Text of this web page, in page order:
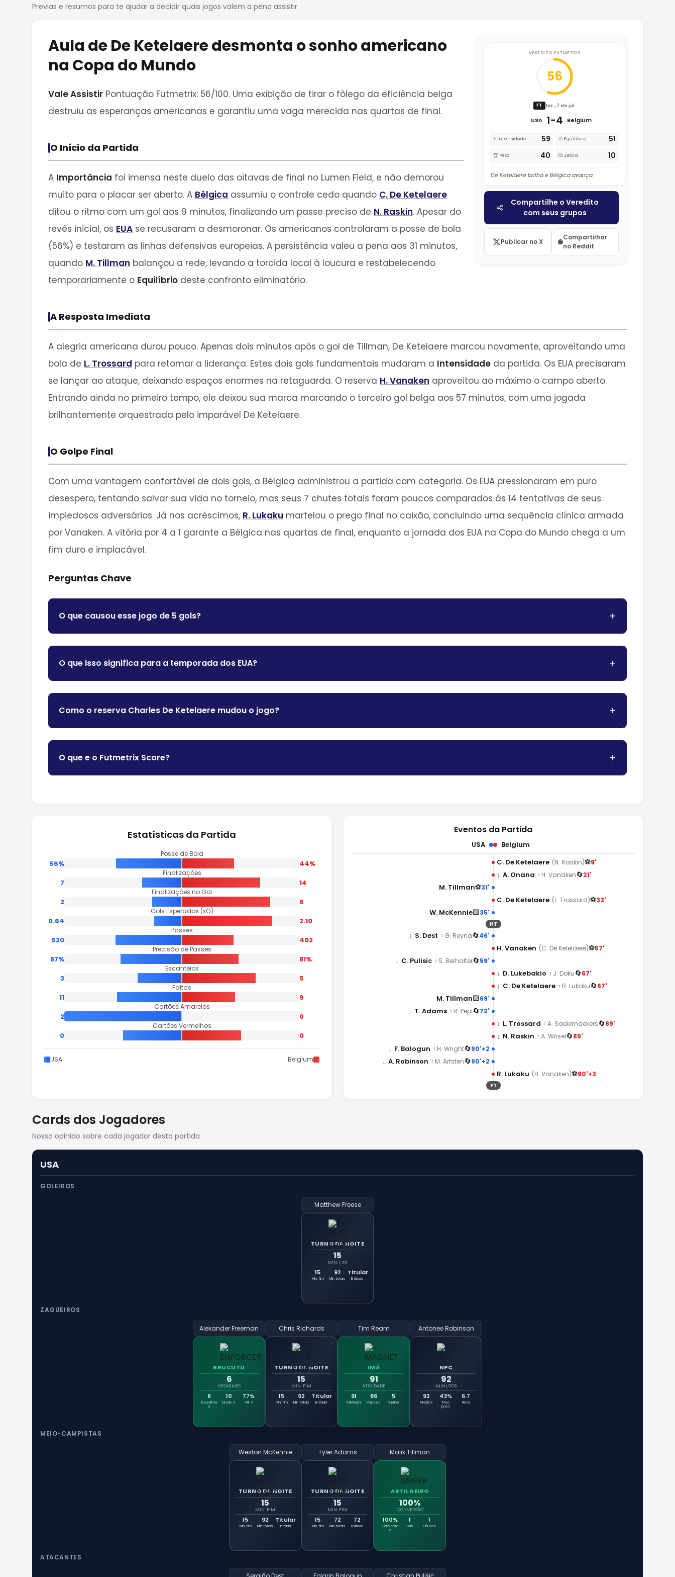
Previas e resumos para te ajudar a decidir quais jogos valem a pena assistir
VEREDITO FUTMETRIX
56
FT ter., 7 de jul.
USA 1-4 Belgium
⚡ Intensidade 59 ⚖️ Equilíbrio 51
🏆 Peso 40 🎲 Zebra 10
De Ketelaere brilha e Bélgica avança.
Compartilhe o Veredito
com seus grupos
Publicar no X
Compartilhar
no Reddit
Aula de De Ketelaere desmonta o sonho americano
na Copa do Mundo
Vale Assistir Pontuação Futmetrix: 56/100. Uma exibição de tirar o fôlego da eficiência belga
destruiu as esperanças americanas e garantiu uma vaga merecida nas quartas de final.
O Início da Partida
A Importância foi imensa neste duelo das oitavas de final no Lumen Field, e não demorou
muito para o placar ser aberto. A Bélgica assumiu o controle cedo quando C. De Ketelaere
ditou o ritmo com um gol aos 9 minutos, finalizando um passe preciso de N. Raskin. Apesar do
revés inicial, os EUA se recusaram a desmoronar. Os americanos controlaram a posse de bola
(56%) e testaram as linhas defensivas europeias. A persistência valeu a pena aos 31 minutos,
quando M. Tillman balançou a rede, levando a torcida local à loucura e restabelecendo
temporariamente o Equilíbrio deste confronto eliminatório.
A Resposta Imediata
A alegria americana durou pouco. Apenas dois minutos após o gol de Tillman, De Ketelaere marcou novamente, aproveitando uma
bola de L. Trossard para retomar a liderança. Estes dois gols fundamentais mudaram a Intensidade da partida. Os EUA precisaram
se lançar ao ataque, deixando espaços enormes na retaguarda. O reserva H. Vanaken aproveitou ao máximo o campo aberto.
Entrando ainda no primeiro tempo, ele deixou sua marca marcando o terceiro gol belga aos 57 minutos, com uma jogada
brilhantemente orquestrada pelo imparável De Ketelaere.
O Golpe Final
Com uma vantagem confortável de dois gols, a Bélgica administrou a partida com categoria. Os EUA pressionaram em puro
desespero, tentando salvar sua vida no torneio, mas seus 7 chutes totais foram poucos comparados às 14 tentativas de seus
impiedosos adversários. Já nos acréscimos, R. Lukaku martelou o prego final no caixão, concluindo uma sequência clínica armada
por Vanaken. A vitória por 4 a 1 garante a Bélgica nas quartas de final, enquanto a jornada dos EUA na Copa do Mundo chega a um
fim duro e implacável.
Perguntas Chave
O que causou esse jogo de 5 gols?
O que isso significa para a temporada dos EUA?
Como o reserva Charles De Ketelaere mudou o jogo?
O que e o Futmetrix Score?
Estatísticas da Partida
Posse de Bola
56% 44%
Finalizações
7 14
Finalizações no Gol
2 6
Gols Esperados (xG)
0.64 2.10
Passes
520 402
Precisão de Passes
87% 81%
Escanteios
3 5
Faltas
11 9
Cartões Amarelos
2 0
Cartões Vermelhos
0 0
USA Belgium
Eventos da Partida
USA
Belgium
C. De Ketelaere (N. Raskin)⚽9'
↓ A. Onana ↑ H. Vanaken🔄21'
31'
⚽
M. Tillman
C. De Ketelaere (L. Trossard)⚽33'
35'
🟨
W. McKennie
HT
46'
🔄
↓ S. Dest ↑ G. Reyna
H. Vanaken (C. De Ketelaere)⚽57'
59'
🔄
↓ C. Pulisic ↑ S. Berhalter
↓ D. Lukebakio ↑ J. Doku🔄67'
↓ C. De Ketelaere ↑ R. Lukaku🔄67'
69'
🟨
M. Tillman
72'
🔄
↓ T. Adams ↑ R. Pepi
↓ L. Trossard ↑A. Saelemaekers🔄89'
↓ N. Raskin ↑A. Witsel🔄89'
90'+2
🔄
↓ F. Balogun ↑ H. Wright
90'+2
🔄
↓ A. Robinson ↑ M. Arfsten
R. Lukaku (H. Vanaken)⚽90'+3
FT
Cards dos Jogadores
Nossa opiniao sobre cada jogador desta partida
USA
GOLEIROS
Matthew Freese
TURNO DA NOITE
15
MIN. FIM
15
Min. fim
92
Min totais
Titular
Entrada
ZAGUEIROS
Alexander Freeman
BRUCUTU
6
DESARMES
6
Desarme
s
10
Duelo V.
77%
Vit %
Chris Richards
TURNO DA NOITE
15
MIN. FIM
15
Min. fim
92
Min totais
Titular
Entrada
Tim Ream
IMÃ
91
ATIVIDADE
91
Atividade
86
Passes
5
Duelos
Antonee Robinson
NPC
92
MINUTOS
92
Minutos
43%
Prec.
pass
6.7
Nota
MEIO-CAMPISTAS
Weston McKennie
TURNO DA NOITE
15
MIN. FIM
15
Min. fim
92
Min totais
Titular
Entrada
Tyler Adams
TURNO DA NOITE
15
MIN. FIM
15
Min. fim
72
Min totais
72
Entrada
Malik Tillman
ARTILHEIRO
100%
CONVERSÃO
100%
Conversã
o
1
Gols
1
Chutes
ATACANTES